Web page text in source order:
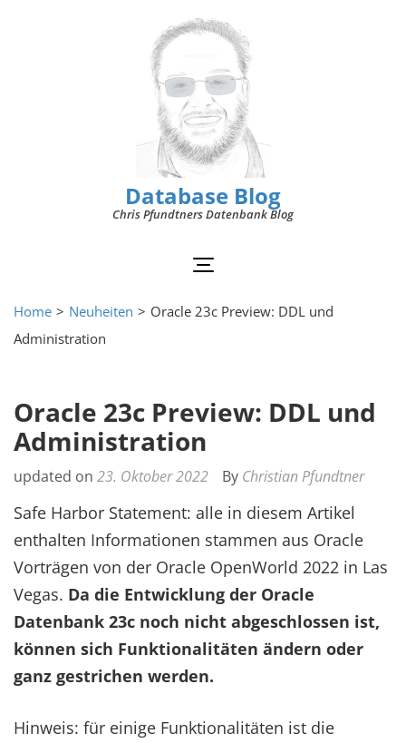
Database Blog
Chris Pfundtners Datenbank Blog
Home > Neuheiten > Oracle 23c Preview: DDL und
Administration
Oracle 23c Preview: DDL und
Administration
updated on 23. Oktober 2022 By Christian Pfundtner
Safe Harbor Statement: alle in diesem Artikel
enthalten Informationen stammen aus Oracle
Vorträgen von der Oracle OpenWorld 2022 in Las
Vegas. Da die Entwicklung der Oracle
Datenbank 23c noch nicht abgeschlossen ist,
können sich Funktionalitäten ändern oder
ganz gestrichen werden.
Hinweis: für einige Funktionalitäten ist die